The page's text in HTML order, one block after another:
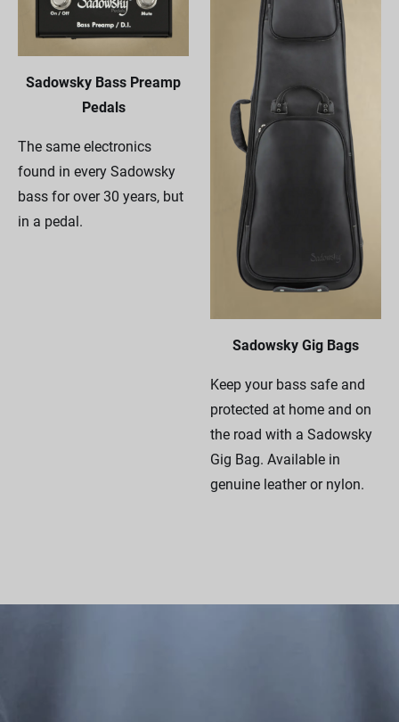
Sadowsky Bass Preamp
Pedals
The same electronics
found in every Sadowsky
bass for over 30 years, but
in a pedal.
Sadowsky Gig Bags
Keep your bass safe and
protected at home and on
the road with a Sadowsky
Gig Bag. Available in
genuine leather or nylon.